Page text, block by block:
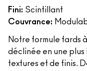
Fini: Scintillant
Couvrance:
Notre formule fards
déclinée en une
textures et de finis.